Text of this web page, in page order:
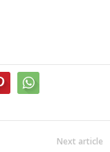
Next article